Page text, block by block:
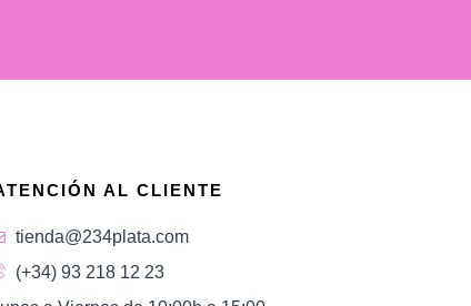
AL CLIENTE
tienda@234plata.com
(+34) 93 218 12 23